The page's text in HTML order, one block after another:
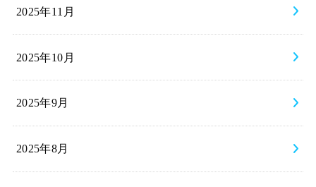
2025年11月
2025年10月
2025年9月
2025年8月